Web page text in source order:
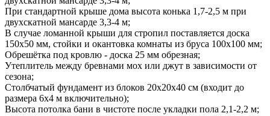
При стандартной крыше дома высота конька 1,7-2,5 м при
двухскатной мансарде 3,3-4 м;
В случае ломанной крыши для стропил поставляется доска
150x50 мм, стойки и окантовка комнаты из бруса 100x100 мм;
Обрешётка под кровлю - доска 25 мм обрезная;
Утеплитель между бревнами мох или джут в зависимости от
сезона;
Столбчатый фундамент из блоков 20x20x40 см (входит до
размера 6х4 м включительно);
Высота потолка бани в чистоте после укладки пола 2,1-2,2 м;